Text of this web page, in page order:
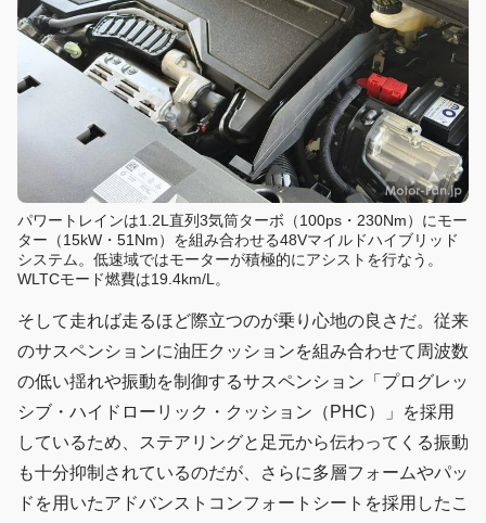
パワートレインは1.2L直列3気筒ターボ（100ps・230Nm）にモー
ター（15kW・51Nm）を組み合わせる48Vマイルドハイブリッド
システム。低速域ではモーターが積極的にアシストを行なう。
WLTCモード燃費は19.4km/L。
そして走れば走るほど際立つのが乗り心地の良さだ。従来
のサスペンションに油圧クッションを組み合わせて周波数
の低い揺れや振動を制御するサスペンション「プログレッ
シブ・ハイドローリック・クッション（PHC）」を採用
しているため、ステアリングと足元から伝わってくる振動
も十分抑制されているのだが、さらに多層フォームやパッ
ドを用いたアドバンストコンフォートシートを採用したこ